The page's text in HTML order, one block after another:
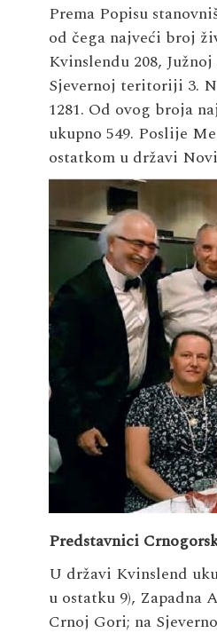
Prema Popisu
od čega najveći broj
Kvinslendu 208,
Sjevernoj teritoriji 3.
1281. Od ovog broja
ukupno 549. Poslije
ostatkom u državi
Predstavnici
U državi Kvinslend
u ostatku 9), Zapadna
Crnoj Gori; na